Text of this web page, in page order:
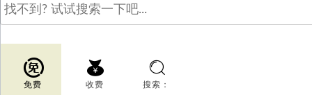
免费 收费 搜索：